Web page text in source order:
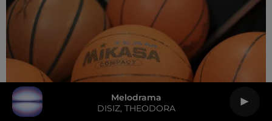
Melodrama
DISIZ, THEODORA